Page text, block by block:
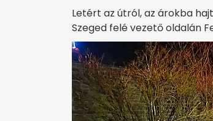
Letért az útról, az árokba
Szeged felé vezető oldalán